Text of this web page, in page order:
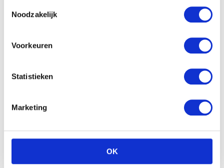
Noodzakelijk
Voorkeuren
Statistieken
Marketing
OK
bloemen in het bad ná dat jij zelf in het bad zit.
Als je de bloemen er in legt en er later zelf bij
Koffiecreamer om het bad wit te maken.
Rozenblaadjes om het bad nog extra mee op te
vullen. Of takjes, of fruit kan ook!